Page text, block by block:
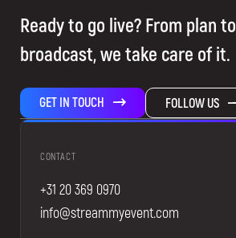
Ready to go live? From plan to
broadcast, we take care of it.
GET IN TOUCH FOLLOW US
CONTACT
+31 20 369 0970
info@streammyevent.com